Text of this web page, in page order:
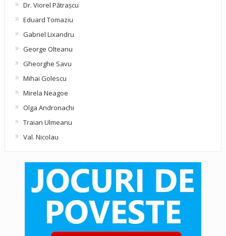
Dr. Viorel Pătraşcu
Eduard Tomaziu
Gabriel Lixandru
George Olteanu
Gheorghe Savu
Mihai Golescu
Mirela Neagoe
Olga Andronachi
Traian Ulmeanu
Val. Nicolau